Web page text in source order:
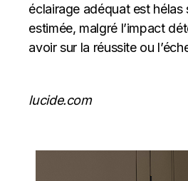
éclairage adéquat est
estimée, malgré l’impact
avoir sur la réussite ou
lucide.com